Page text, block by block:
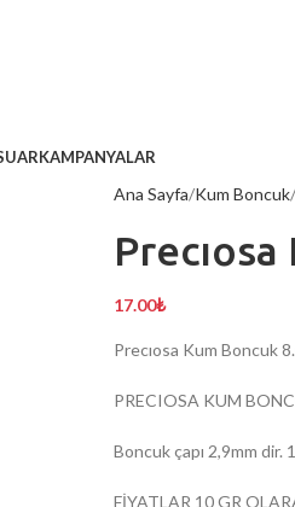
KAMPANYALAR
Ana Sayfa Kum Boncuk
17.00₺
Precıosa Kum Boncuk
PRECIOSA KUM
Boncuk çapı 2,9mm dir.
FİYATLAR 10 GR